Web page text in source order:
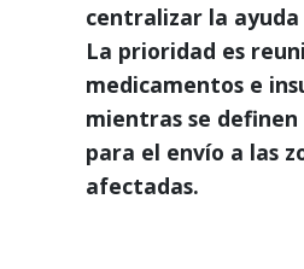
centralizar la
La prioridad es
medicamentos e
mientras se
para el envío a las
afectadas.